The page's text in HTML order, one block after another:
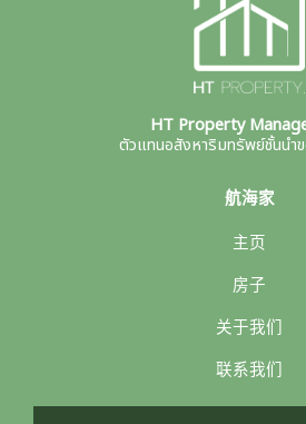
HT Property
ตัวแทนอสังหาริมทรัพย์ชั้นนำ
航海家
主页
房子
关于我们
联系我们